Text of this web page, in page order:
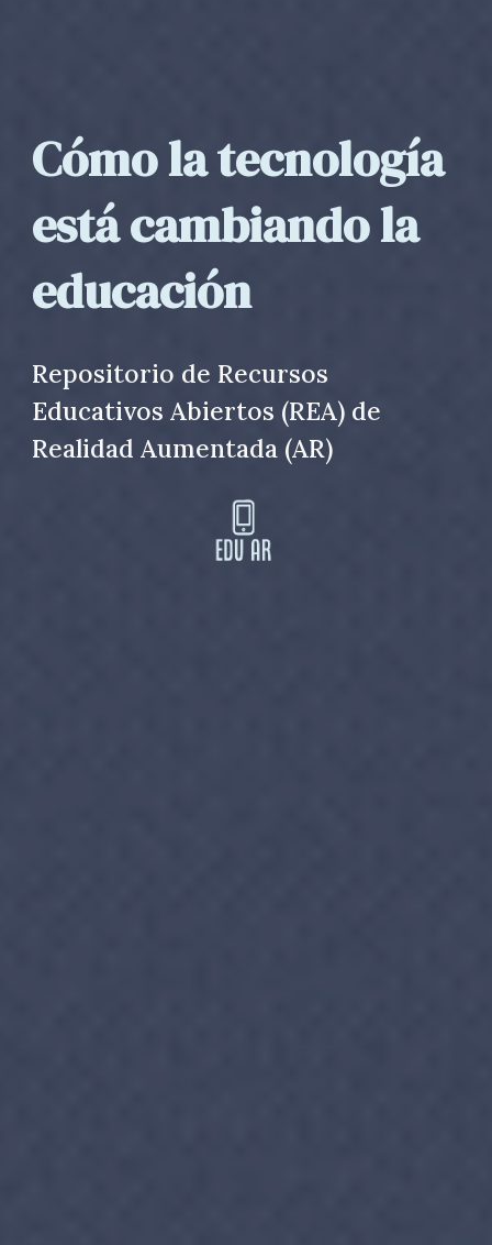
Cómo la tecnología
está cambiando la
educación
Repositorio de Recursos
Educativos Abiertos (REA) de
Realidad Aumentada (AR)